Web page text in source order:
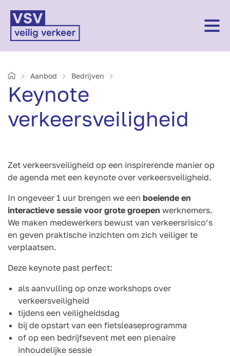
HomeAanbod Bedrijven
Keynote
verkeersveiligheid
Zet verkeersveiligheid op een inspirerende manier op
de agenda met een keynote over verkeersveiligheid.
In ongeveer 1 uur brengen we een boeiende en
interactieve sessie voor grote groepen werknemers.
We maken medewerkers bewust van verkeersrisico’s
en geven praktische inzichten om zich veiliger te
verplaatsen.
Deze keynote past perfect:
als aanvulling op onze workshops over
verkeersveiligheid
tijdens een veiligheidsdag
bij de opstart van een fietsleaseprogramma
of op een bedrijfsevent met een plenaire
inhoudelijke sessie